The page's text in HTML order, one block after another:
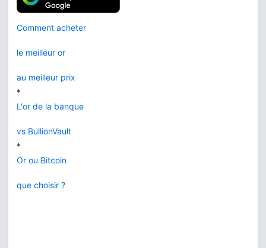
Comment acheter
le meilleur or
au meilleur prix
*
L'or de la banque
vs BullionVault
*
Or ou Bitcoin
que choisir ?